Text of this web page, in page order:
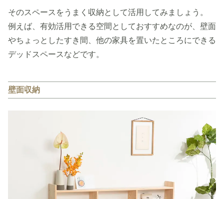
そのスペースをうまく収納として活用してみましょう。
例えば、有効活用できる空間としておすすめなのが、壁面
やちょっとしたすき間、他の家具を置いたところにできる
デッドスペースなどです。
壁面収納